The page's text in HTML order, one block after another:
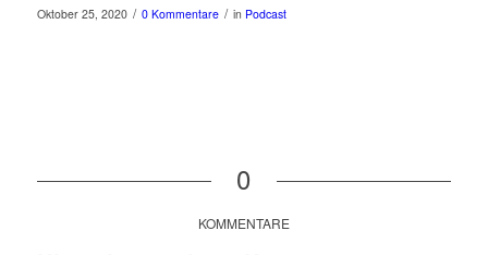
Oktober 25, 2020 / 0 Kommentare / in Podcast
0
KOMMENTARE